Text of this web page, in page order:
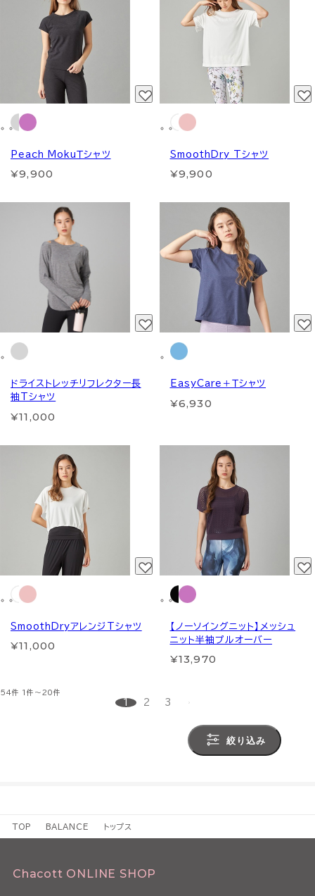
Peach MokuＴシャツ
¥9,900
SmoothDry Tシャツ
¥9,900
ドライストレッチリフレクター長
袖Tシャツ
¥11,000
EasyCare＋Ｔシャツ
¥6,930
SmoothDryアレンジTシャツ
¥11,000
【ノーソイングニット】メッシュ
ニット半袖プルオーバー
¥13,970
54件 1件～20件
1 2 3
絞り込み
TOP BALANCE トップス
Chacott ONLINE SHOP